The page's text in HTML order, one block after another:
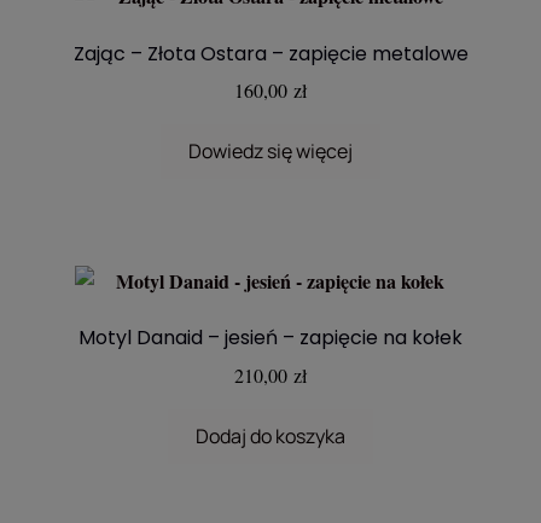
Zając – Złota Ostara – zapięcie metalowe
160,00 zł
Dowiedz się więcej
Motyl Danaid – jesień – zapięcie na kołek
210,00 zł
Dodaj do koszyka